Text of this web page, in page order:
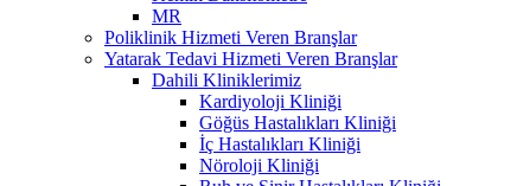
MR
Poliklinik Hizmeti Veren Branşlar
Yatarak Tedavi Hizmeti Veren Branşlar
Dahili Kliniklerimiz
Kardiyoloji Kliniği
Göğüs Hastalıkları Kliniği
İç Hastalıkları Kliniği
Nöroloji Kliniği